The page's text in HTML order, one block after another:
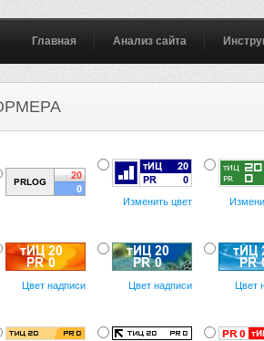
Главная Анализ сайта
Изменить цвет
Цвет надписи Цвет надписи Цвет